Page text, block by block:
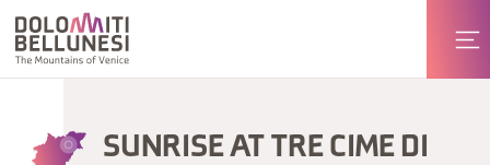
SUNRISE AT TRE CIME DI